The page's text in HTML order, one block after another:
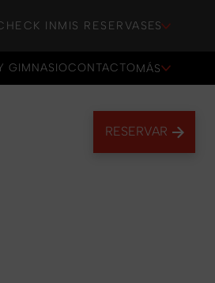
INMIS RESERVASES
GIMNASIO
GIMNASIO
CONTACTO
CONTACTO
MÁS
RESERVAR